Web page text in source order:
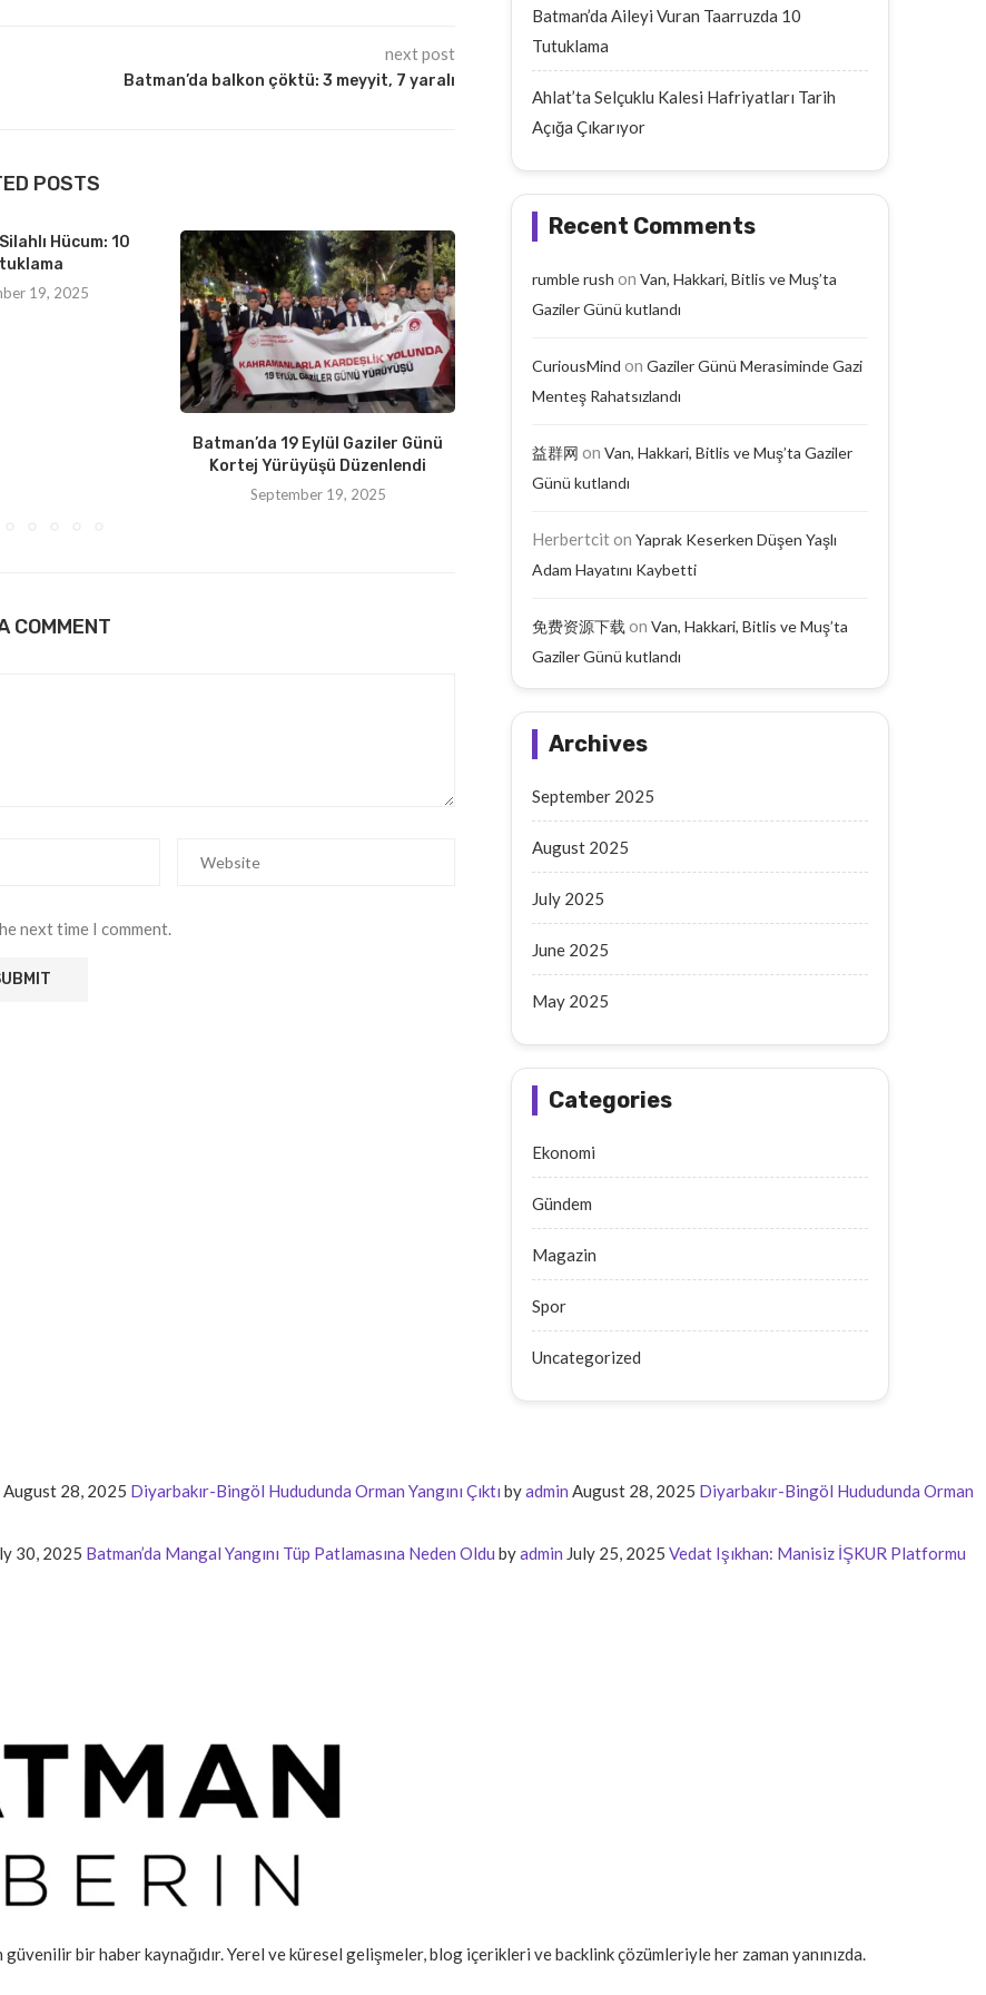
next post
Batman’da balkon çöktü: 3 meyyit, 7 yaralı
POSTS
Hücum: 10
19, 2025
Batman’da 19 Eylül Gaziler Günü
Kortej Yürüyüşü Düzenlendi
September 19, 2025
Batman’da Aileyi Vuran Taarruzda
September 19, 2025
COMMENT
next time I comment.
Batman’da Aileyi Vuran Taarruzda 10
Tutuklama
Ahlat’ta Selçuklu Kalesi Hafriyatları Tarih
Açığa Çıkarıyor
Recent Comments
rumble rush on Van, Hakkari, Bitlis ve Muş’ta
Gaziler Günü kutlandı
CuriousMind on Gaziler Günü Merasiminde Gazi
Menteş Rahatsızlandı
益群网 on Van, Hakkari, Bitlis ve Muş’ta Gaziler
Günü kutlandı
Herbertciton Yaprak Keserken Düşen Yaşlı
Adam Hayatını Kaybetti
免费资源下载 on Van, Hakkari, Bitlis ve Muş’ta
Gaziler Günü kutlandı
Archives
September 2025
August 2025
July 2025
June 2025
May 2025
Categories
Ekonomi
Gündem
Magazin
Spor
Uncategorized
August 28, 2025 Diyarbakır-Bingöl Hududunda Orman Yangını Çıktı byadmin August 28, 2025 Diyarbakır-Bingöl Hududunda Orman
30, 2025 Batman’da Mangal Yangını Tüp Patlamasına Neden Oldu byadmin July 25, 2025 Vedat Işıkhan: Manisiz İŞKUR Platformu
bir haber kaynağıdır. Yerel ve küresel gelişmeler, blog içerikleri ve backlink çözümleriyle her zaman yanınızda.